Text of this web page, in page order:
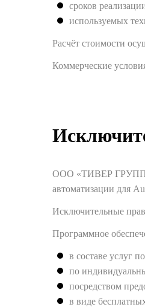
сроков
используемых
Расчёт стоимости
Коммерческие
ООО «ТИВЕР ГРУПП»
автоматизации для
Исключительные
Программное
в составе услуг
по
посредством
в виде